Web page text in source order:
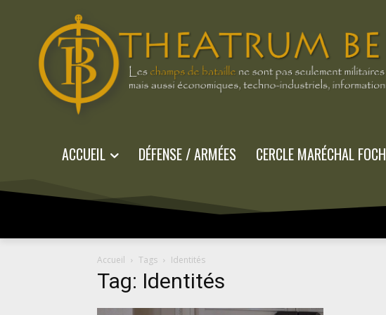
ACCUEIL DÉFENSE / ARMÉES CERCLE MARÉCHAL FOCH
Accueil Tags Identités
Tag: Identités